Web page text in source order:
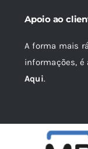
Apoio ao
A forma mais
informações,
Aqui.